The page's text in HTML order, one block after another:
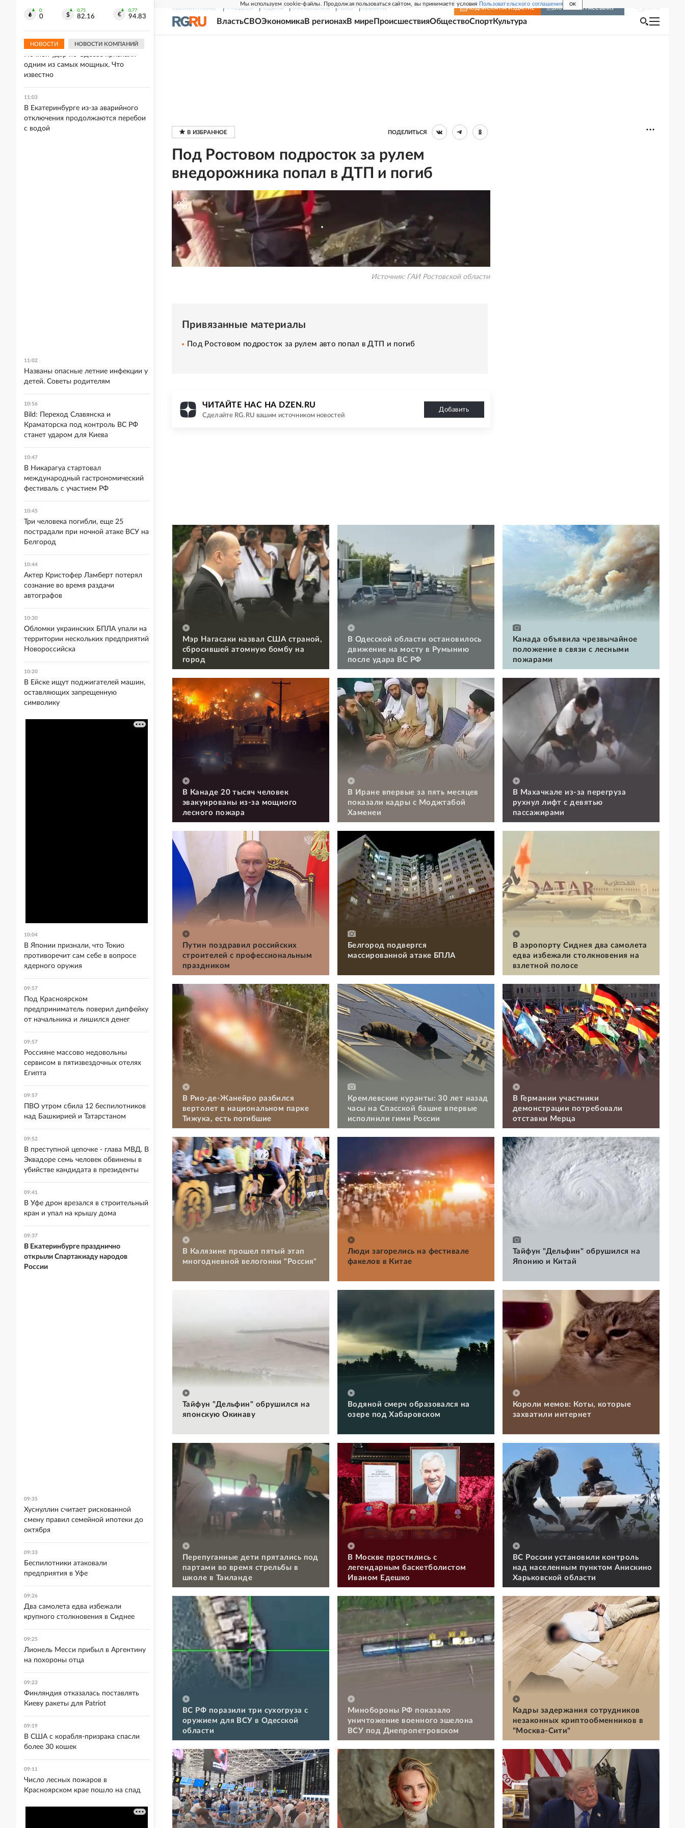
Мы используем cookie-файлы. Продолжая пользоваться сайтом, вы принимаете условия Пользовательского соглашения OK
СВЕЖИЙ НОМЕР РГ-НЕДЕЛЯ РОДИНА ПРИЛОЖЕНИЯ СОЮЗ НОВОСТИ ПОДПИСКА НА ИЗДАНИЕ ВКЛЮЧИТЬ РАССЫЛКУ
ВластьСВОЭкономикаВ регионахВ мире ПроисшествияОбществоСпортКультура
ПОДЕЛИТЬСЯ
Под Ростовом подросток за рулем
внедорожника попал в ДТП и погиб
Источник: ГАИ Ростовской области
Привязанные материалы
Под Ростовом подросток за рулем авто попал в ДТП и погиб
ЧИТАЙТЕ НАС НА DZEN.RU
Сделайте RG.RU вашим источником новостей
Добавить
Мэр Нагасаки назвал США страной,
сбросившей атомную бомбу на
город
В Одесской области остановилось
движение на мосту в Румынию
после удара ВС РФ
Канада объявила чрезвычайное
положение в связи с лесными
пожарами
В Канаде 20 тысяч человек
эвакуированы из-за мощного
лесного пожара
В Иране впервые за пять месяцев
показали кадры с Моджтабой
Хаменеи
В Махачкале из-за перегруза
рухнул лифт с девятью
пассажирами
Путин поздравил российских
строителей с профессиональным
праздником
Белгород подвергся
массированной атаке БПЛА
В аэропорту Сиднея два самолета
едва избежали столкновения на
взлетной полосе
В Рио-де-Жанейро разбился
вертолет в национальном парке
Тижука, есть погибшие
Кремлевские куранты: 30 лет назад
часы на Спасской башне впервые
исполнили гимн России
В Германии участники
демонстрации потребовали
отставки Мерца
В Калязине прошел пятый этап
многодневной велогонки "Россия"
Люди загорелись на фестивале
факелов в Китае
Тайфун "Дельфин" обрушился на
Японию и Китай
Тайфун "Дельфин" обрушился на
японскую Окинаву
Водяной смерч образовался на
озере под Хабаровском
Короли мемов: Коты, которые
захватили интернет
Перепуганные дети прятались под
партами во время стрельбы в
школе в Таиланде
В Москве простились с
легендарным баскетболистом
Иваном Едешко
ВС России установили контроль
над населенным пунктом Анискино
Харьковской области
ВС РФ поразили три сухогруза с
оружием для ВСУ в Одесской
области
Минобороны РФ показало
уничтожение военного эшелона
ВСУ под Днепропетровском
Кадры задержания сотрудников
незаконных криптообменников в
"Москва-Сити"
0
0
0.75
82.16
0.77
94.83
НОВОСТИ НОВОСТИ КОМПАНИЙ
В Северной Осетии прогнозируется
11:16
Ночной удар по Одессе признали
одним из самых мощных. Что
известно
11:03
В Екатеринбурге из-за аварийного
отключения продолжаются перебои
с водой
11:02
Названы опасные летние инфекции у
детей. Советы родителям
10:56
Bild: Переход Славянска и
Краматорска под контроль ВС РФ
станет ударом для Киева
10:47
В Никарагуа стартовал
международный гастрономический
фестиваль с участием РФ
10:45
Три человека погибли, еще 25
пострадали при ночной атаке ВСУ на
Белгород
10:44
Актер Кристофер Ламберт потерял
сознание во время раздачи
автографов
10:30
Обломки украинских БПЛА упали на
территории нескольких предприятий
Новороссийска
10:20
В Ейске ищут поджигателей машин,
оставляющих запрещенную
символику
10:04
В Японии признали, что Токио
противоречит сам себе в вопросе
ядерного оружия
09:57
Под Красноярском
предприниматель поверил дипфейку
от начальника и лишился денег
09:57
Россияне массово недовольны
сервисом в пятизвездочных отелях
Египта
09:57
ПВО утром сбила 12 беспилотников
над Башкирией и Татарстаном
09:52
В преступной цепочке - глава МВД. В
Эквадоре семь человек обвинены в
убийстве кандидата в президенты
09:41
В Уфе дрон врезался в строительный
кран и упал на крышу дома
09:37
В Екатеринбурге празднично
открыли Спартакиаду народов
России
09:35
Хуснуллин считает рискованной
смену правил семейной ипотеки до
октября
09:33
Беспилотники атаковали
предприятия в Уфе
09:26
Два самолета едва избежали
крупного столкновения в Сиднее
09:25
Лионель Месси прибыл в Аргентину
на похороны отца
09:23
Финляндия отказалась поставлять
Киеву ракеты для Patriot
09:19
В США с корабля-призрака спасли
более 30 кошек
09:11
Число лесных пожаров в
Красноярском крае пошло на спад